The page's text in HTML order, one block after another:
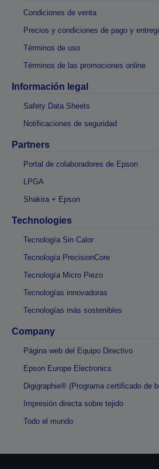
Condiciones de venta
Precios y condiciones de pago y
Términos de uso
Términos de las promociones online
Información legal
Safety Data Sheets
Notificaciones de seguridad
Partners
Portal de colaboradores de Epson
LPGA
Shakira + Epson
Technologies
Tecnología Sin Calor
Tecnología PrecisionCore
Tecnología Micro Piezo
Tecnologías innovadoras
Tecnologías más sostenibles
Company
Página web del Equipo Directivo
Epson Europe Electronics
Digigraphie® (Programa certificado de
Impresión directa sobre tejido
Todo el mundo